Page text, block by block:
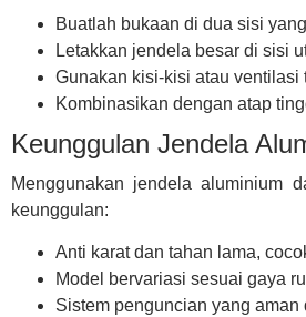
Buatlah bukaan di dua sisi
Letakkan jendela besar di sisi
Gunakan kisi-kisi atau ventilasi
Kombinasikan dengan atap
Keunggulan Jendela
Menggunakan jendela aluminium
keunggulan:
Anti karat dan tahan lama,
Model bervariasi sesuai gaya
Sistem penguncian yang aman